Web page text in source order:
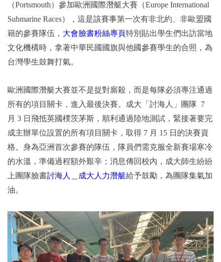
（Portsmouth）參加歐洲國際潛艇大賽（Europe International
Submarine Races），這是該賽事第一次有非北約、非歐盟國
籍的參賽隊伍， 大會臉書粉絲專頁特別貼出學生們出訪當地
文化機構時，拿著中華民國國旗與他國參賽學生的合照，為
台灣學生鼓舞打氣。
歐洲國際潛艇大賽並不是捉對廝殺，而是每隊必須專注通過
所有的項目關卡，進入最後決賽。成大「討海人」團隊 7
月 3 日飛抵英國樸茨茅斯，順利通過陸地測試，緊接著要完
成主辦單位設置的所有項目關卡，取得 7 月 15 日的決賽資
格。身為亞洲首次參賽的隊伍，隊員們需克服全新賽場寒冷
的水溫，準備過程額外艱辛；消息傳回校內，成大師生紛紛
上團隊臉書討海人＿成大人力潛艇給予鼓勵，為團隊集氣加
油。